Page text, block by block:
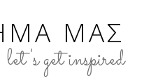
ΜΑΣ
let's get inspired